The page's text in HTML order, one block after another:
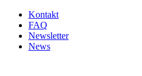
Kontakt
FAQ
Newsletter
News